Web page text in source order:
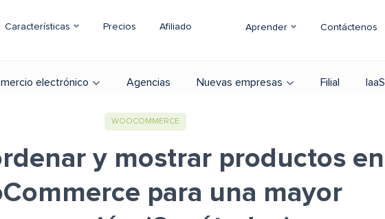
Características Precios Afiliado Aprender Contáctenos
electrónico Agencias Nuevas empresas Filial IaaS
WOOCOMMERCE
y mostrar productos en
para una mayor